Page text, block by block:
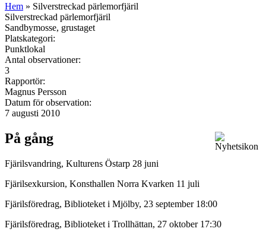
Hem » Silverstreckad pärlemorfjäril
Silverstreckad pärlemorfjäril
Sandbymosse, grustaget
Platskategori:
Punktlokal
Antal observationer:
3
Rapportör:
Magnus Persson
Datum för observation:
7 augusti 2010
På gång
Fjärilsvandring, Kulturens Östarp 28 juni
Fjärilsexkursion, Konsthallen Norra Kvarken 11 juli
Fjärilsföredrag, Biblioteket i Mjölby, 23 september 18:00
Fjärilsföredrag, Biblioteket i Trollhättan, 27 oktober 17:30